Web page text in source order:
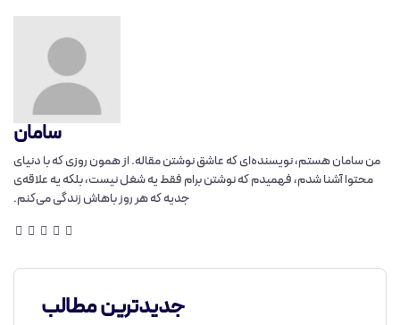
سامان
من سامان هستم، نویسنده‌ای که عاشق نوشتن مقاله‌. از همون روزی که با دنیای
محتوا آشنا شدم، فهمیدم که نوشتن برام فقط یه شغل نیست، بلکه یه علاقه‌ی
جدیه که هر روز باهاش زندگی می‌کنم.
جدیدترین مطالب